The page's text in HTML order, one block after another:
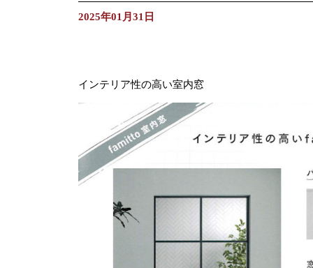
2025年01月31日
インテリア性の高い室内窓